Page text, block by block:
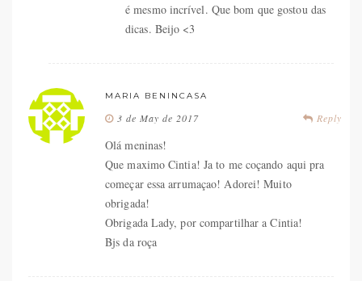
é mesmo incrível. Que bom que gostou das
dicas. Beijo <3
MARIA BENINCASA
Reply
3 de May de 2017
Olá meninas!
Que maximo Cintia! Ja to me coçando aqui pra
começar essa arrumaçao! Adorei! Muito
obrigada!
Obrigada Lady, por compartilhar a Cintia!
Bjs da roça